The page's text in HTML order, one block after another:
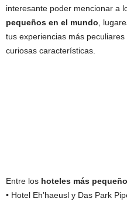
interesante poder mencionar a
pequeños en el mundo ,
tus experiencias más peculiares
curiosas características.
Entre los hoteles más
• Hotel Eh’haeusl y Das Park